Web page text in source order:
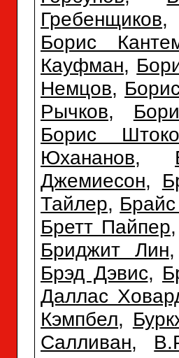
Гребенщиков
Борис
Кауфман,
Немцов,
Рычков,
Борис
Юхананов,
Джемиесон,
Тайлер,
Бретт Пайпер
Бриджит Лин
Брэд Дэвис,
Даллас
Кэмпбел,
Салливан,